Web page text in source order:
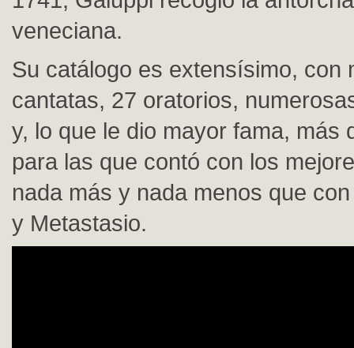
veneciana.
Su catálogo es extensísimo, con
cantatas, 27 oratorios,
y, lo que le dio mayor fama, más
para las que contó con los
nada más y nada menos que
y Metastasio.